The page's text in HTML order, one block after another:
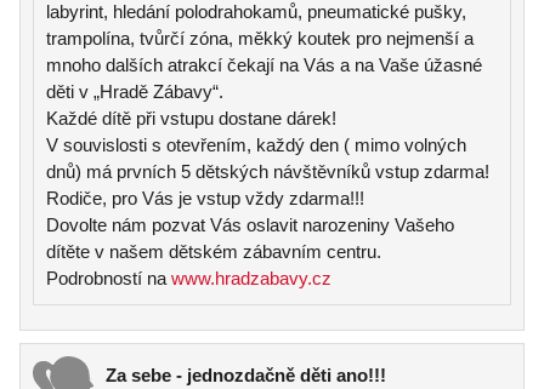
labyrint, hledání polodrahokamů, pneumatické pušky,
trampolína, tvůrčí zóna, měkký koutek pro nejmenší a
mnoho dalších atrakcí čekají na Vás a na Vaše úžasné
děti v „Hradě Zábavy“.
Každé dítě při vstupu dostane dárek!
V souvislosti s otevřením, každý den ( mimo volných
dnů) má prvních 5 dětských návštěvníků vstup zdarma!
Rodiče, pro Vás je vstup vždy zdarma!!!
Dovolte nám pozvat Vás oslavit narozeniny Vašeho
dítěte v našem dětském zábavním centru.
Podrobností na www.hradzabavy.cz
Za sebe - jednozdačně děti ano!!!